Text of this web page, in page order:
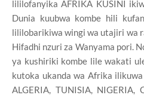
lililofanyika AFRIKA KUSINI
Dunia kuubwa kombe hili
lililobarikiwa wingi wa utajiri wa
Hifadhi nzuri za Wanyama pori.
ya kushiriki kombe lile wakati
kutoka ukanda wa Afrika
ALGERIA, TUNISIA, NIGERIA,